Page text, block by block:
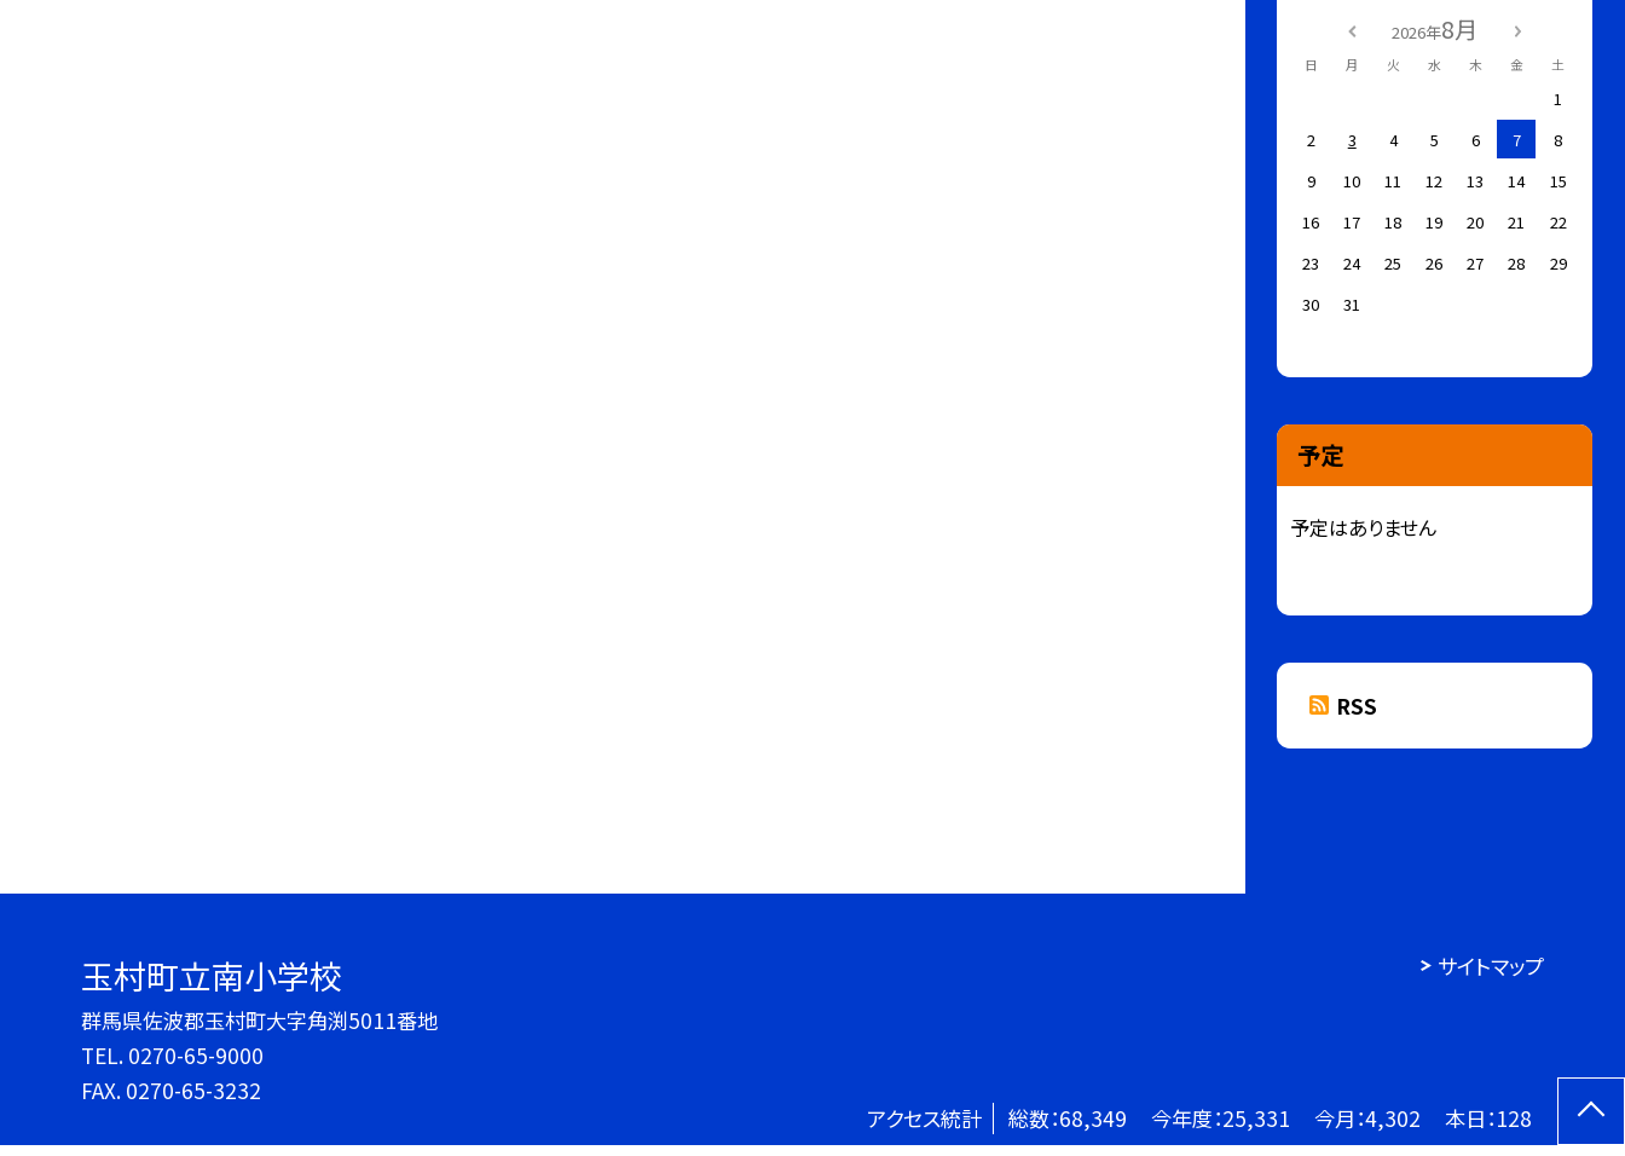
2026年8月
日 月 火 水 木 金 土
1
2
3 4 5 6 7
8
9
10 11 12 13 14
15
16
17 18 19 20 21
22
23
24 25 26 27 28
29
30
31
予定
予定はありません
RSS
玉村町立南小学校
群馬県佐波郡玉村町大字角渕5011番地
TEL. 0270-65-9000
FAX. 0270-65-3232
サイトマップ
アクセス統計 総数：68,349 今年度：25,331 今月：4,302 本日：128